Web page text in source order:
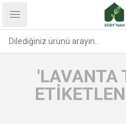
'LAVANTA